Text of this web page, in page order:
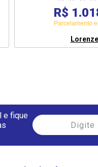
R$
Parcelamento
e fique